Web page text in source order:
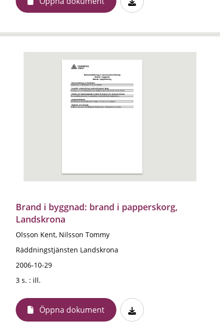
Brand i byggnad: brand i papperskorg,
Landskrona
Olsson Kent, Nilsson Tommy
Räddningstjänsten Landskrona
2006-10-29
3 s. : ill.
Öppna dokument